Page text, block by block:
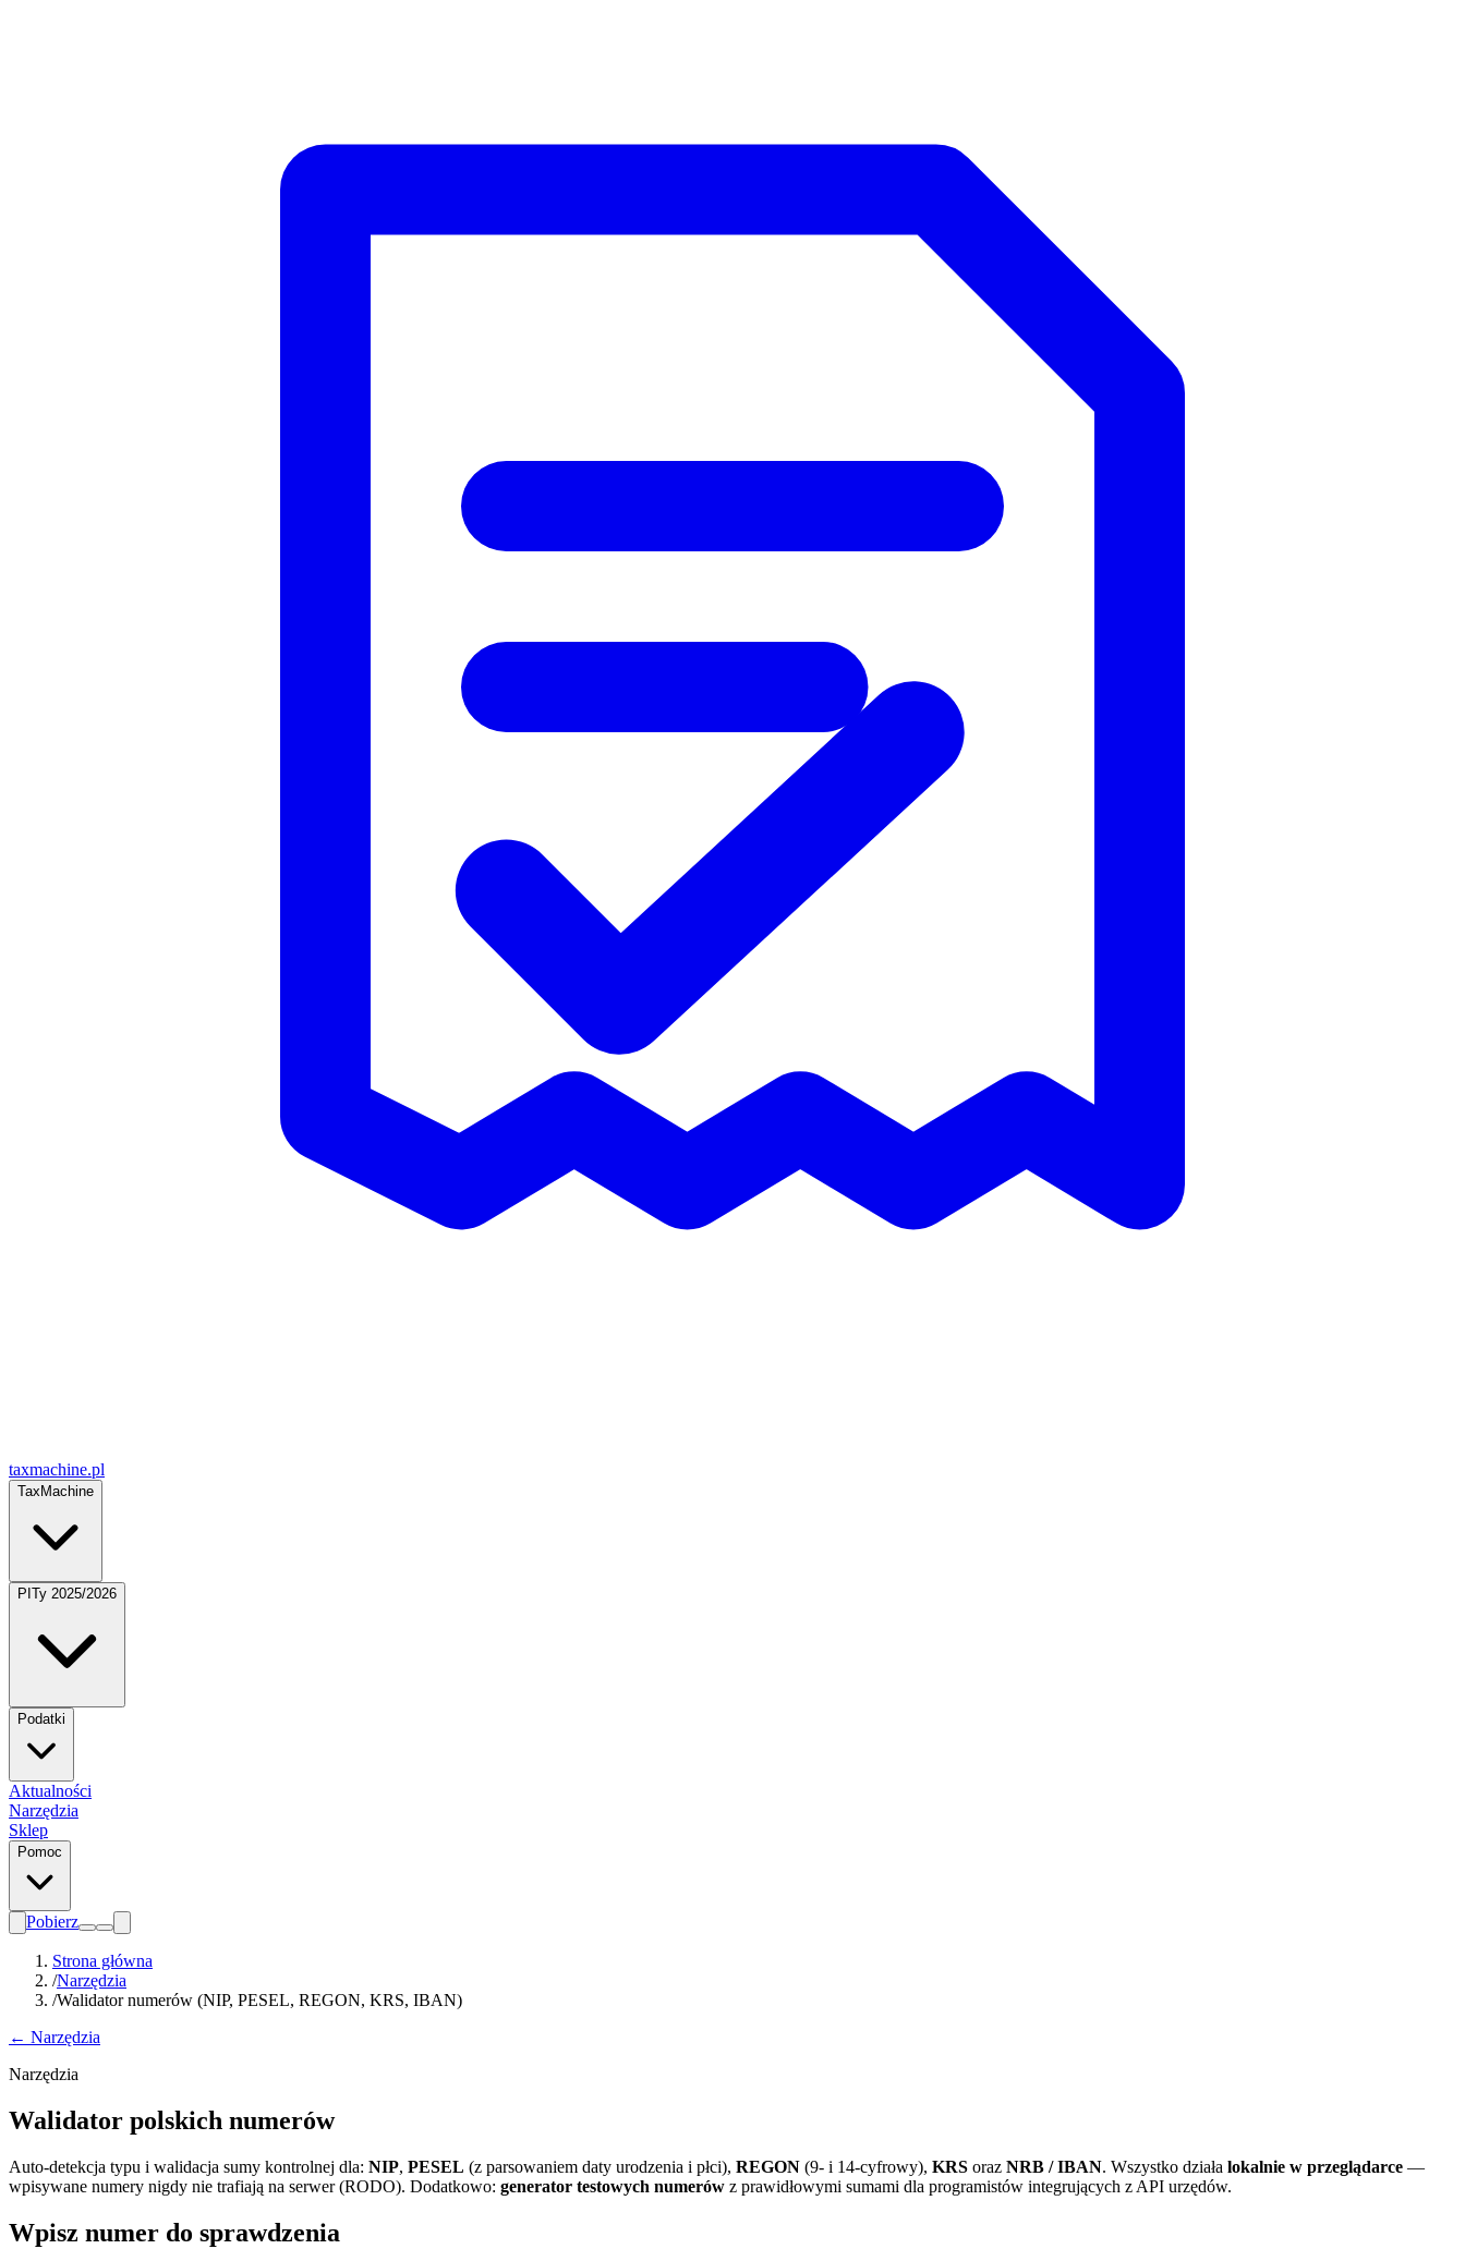
taxmachine.pl
TaxMachine
PITy 2025/2026
Podatki
Aktualności
Narzędzia
Sklep
Pomoc
Pobierz
Strona główna
/Narzędzia
/Walidator numerów (NIP, PESEL, REGON, KRS, IBAN)
← Narzędzia
Narzędzia
Walidator polskich numerów
Auto-detekcja typu i walidacja sumy kontrolnej dla: NIP, PESEL (z parsowaniem daty urodzenia i płci), REGON (9- i 14-cyfrowy), KRS oraz NRB / IBAN. Wszystko działa lokalnie w przeglądarce —
wpisywane numery nigdy nie trafiają na serwer (RODO). Dodatkowo: generator testowych numerów z prawidłowymi sumami dla programistów integrujących z API urzędów.
Wpisz numer do sprawdzenia